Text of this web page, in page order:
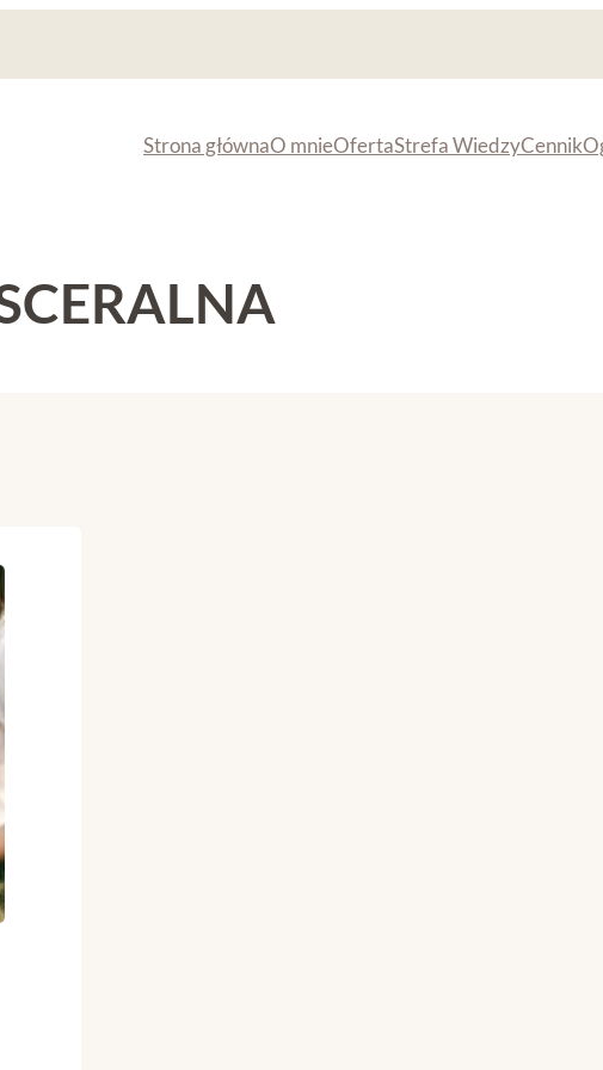
Strona głównaO mnieOfertaStrefa WiedzyCennik